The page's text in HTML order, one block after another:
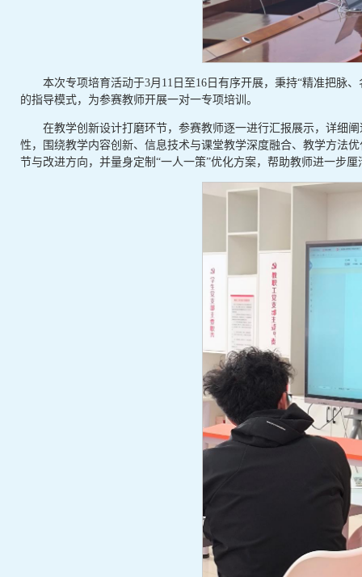
本次专项培育活动于3月11日至16日有序开展，秉持“精准把脉
的指导模式，为参赛教师开展一对一专项培训。
在教学创新设计打磨环节，参赛教师逐一进行汇报展示，详细
性，围绕教学内容创新、信息技术与课堂教学深度融合、教学方法
节与改进方向，并量身定制“一人一策”优化方案，帮助教师进一步